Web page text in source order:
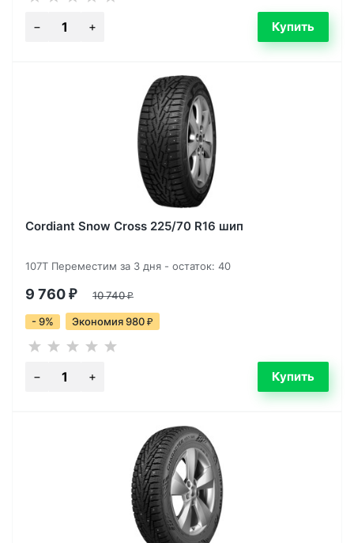
Cordiant Snow Cross 225/70 R16 шип
107T Переместим за 3 дня - остаток: 40
9 760 ₽ 10 740₽
- 9% Экономия 980 ₽